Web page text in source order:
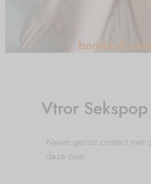
Vtror Sekspop
Neem gerust contact met
deze pop.